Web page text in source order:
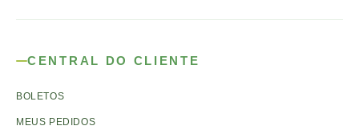
CENTRAL DO CLIENTE
BOLETOS
MEUS PEDIDOS